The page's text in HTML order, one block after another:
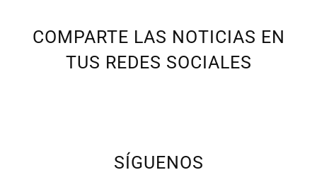
COMPARTE LAS NOTICIAS EN
TUS REDES SOCIALES
SÍGUENOS